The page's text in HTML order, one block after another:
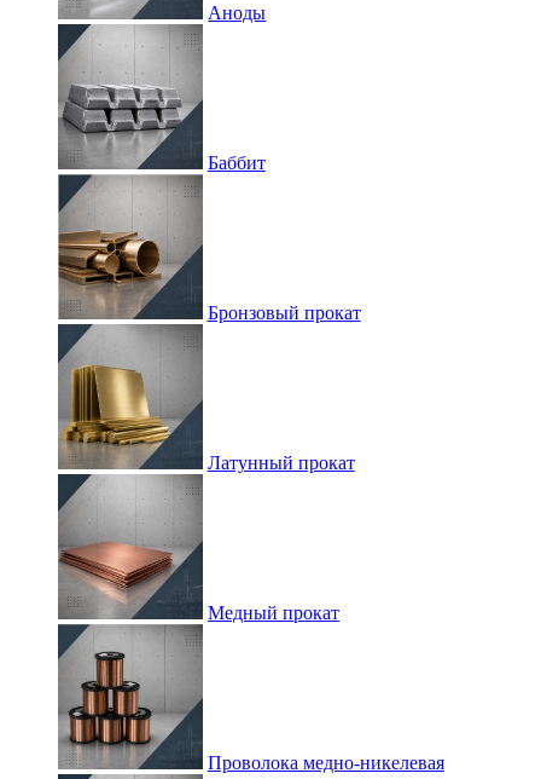
Аноды
Баббит
Бронзовый прокат
Латунный прокат
Медный прокат
Проволока медно-никелевая